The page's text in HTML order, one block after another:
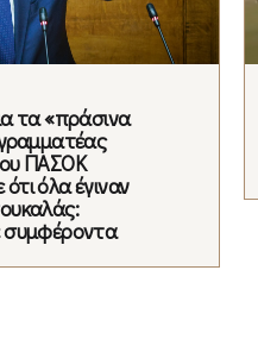
τα «πράσινα
ΠΑΣΟΚ
όλα έγιναν
συμφέροντα